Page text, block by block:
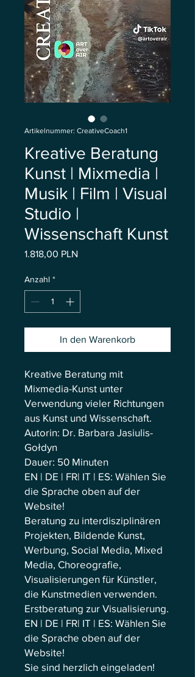
Artikelnummer: CreativeCoach1
Kreative Beratung
Kunst | Mixmedia |
Musik | Film | Visual
Studio |
Wissenschaft Kunst
1.818,00 PLN
Anzahl *
In den Warenkorb
Kreative Beratung mit
Mixmedia-Kunst unter
Verwendung vieler Richtungen
aus Kunst und Wissenschaft.
Autorin: Dr. Barbara Jasiulis-
Gołdyn
Dauer: 50 Minuten
EN | DE | FR| IT | ES: Wählen Sie
die Sprache oben auf der
Website!
Beratung zu interdisziplinären
Projekten, Bildende Kunst,
Werbung, Social Media, Mixed
Media, Choreografie,
Visualisierungen für Künstler,
die Kunstmedien verwenden.
Erstberatung zur Visualisierung.
EN | DE | FR| IT | ES: Wählen Sie
die Sprache oben auf der
Website!
Sie sind herzlich eingeladen!